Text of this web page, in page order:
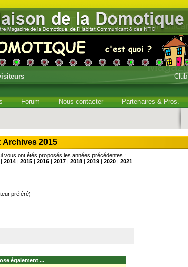
Club
Forum Nous contacter Partenaires & Pros.
Archives 2015
ont étés proposés les années précédentes :
| 2014 | 2015 | 2016 | 2017 | 2018 | 2019 | 2020 | 2021
préféré)
également ...